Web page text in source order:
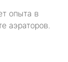
опыта в
аэраторов.